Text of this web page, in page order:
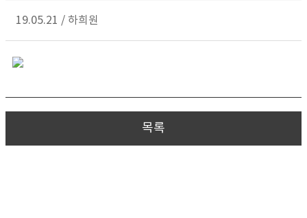
19.05.21 / 하희원
목록